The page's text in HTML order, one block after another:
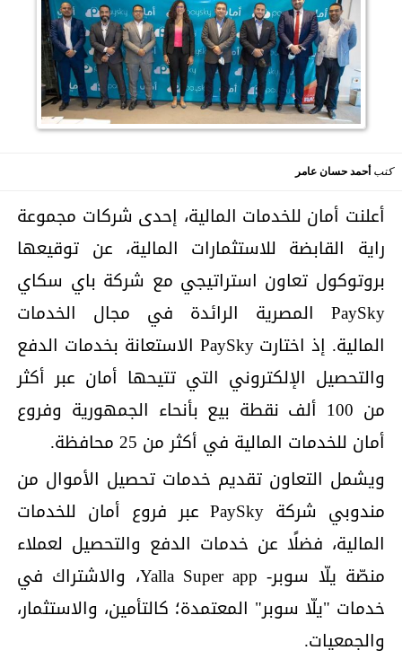
كتب أحمد حسان عامر
أعلنت أمان للخدمات المالية، إحدى شركات مجموعة
راية القابضة للاستثمارات المالية، عن توقيعها
بروتوكول تعاون استراتيجي مع شركة باي سكاي
PaySky المصرية الرائدة في مجال الخدمات
المالية. إذ اختارت PaySky الاستعانة بخدمات الدفع
والتحصيل الإلكتروني التي تتيحها أمان عبر أكثر
من 100 ألف نقطة بيع بأنحاء الجمهورية وفروع
أمان للخدمات المالية في أكثر من 25 محافظة.
ويشمل التعاون تقديم خدمات تحصيل الأموال من
مندوبي شركة PaySky عبر فروع أمان للخدمات
المالية، فضلًا عن خدمات الدفع والتحصيل لعملاء
منصّة يلّا سوبر- Yalla Super app، والاشتراك في
خدمات "يلّا سوبر" المعتمدة؛ كالتأمين، والاستثمار،
والجمعيات.